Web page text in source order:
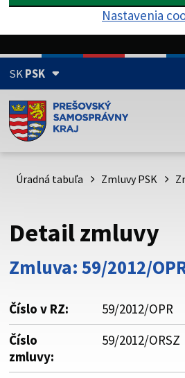
Nastavenia
SKPSK
Doména psk.sk je oficiálna
Toto je oficiálna webová stránka
psk.sk.
Buďte pozorní a vždy sa uistite, že
cez zabezpečenú webovú stránku.
vždy začína https:// pred názvom
Úradná tabuľa Zmluvy PSK
Detail zmluvy
Zmluva: 59/2012/
Číslo v RZ:
59/2012/OPR
Číslo
zmluvy:
59/2012/ORSZ